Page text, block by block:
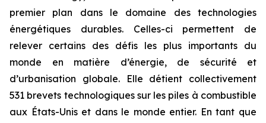
premier plan dans le domaine des technologies
énergétiques durables. Celles-ci permettent de
relever certains des défis les plus importants du
monde en matière d’énergie, de sécurité et
d’urbanisation globale. Elle détient collectivement
531 brevets technologiques sur les piles à combustible
aux États-Unis et dans le monde entier. En tant que